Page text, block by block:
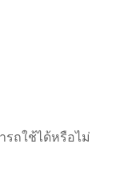
รถใช้ได้หรือไม่